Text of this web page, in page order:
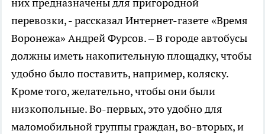
перевозки, - рассказал Интернет-газете «Время
Воронежа» Андрей Фурсов. – В городе автобусы
должны иметь накопительную площадку, чтобы
удобно было поставить, например, коляску.
Кроме того, желательно, чтобы они были
низкопольные. Во-первых, это удобно для
маломобильной группы граждан, во-вторых, и